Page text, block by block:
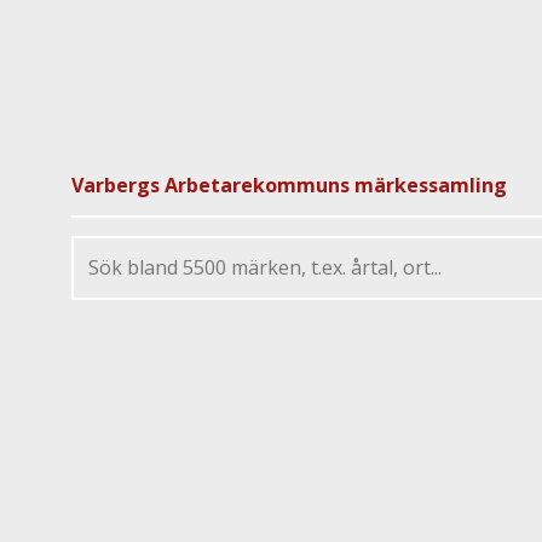
Varbergs Arbetarekommuns märkessamling